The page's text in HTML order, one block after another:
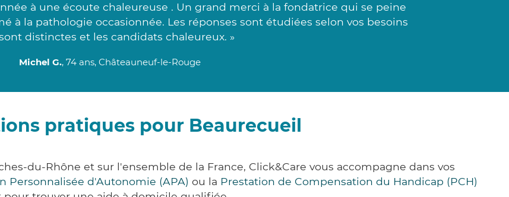
à une écoute chaleureuse . Un grand merci à la fondatrice qui se peine
à la pathologie occasionnée. Les réponses sont étudiées selon vos besoins
distinctes et les candidats chaleureux. »
Michel G., 74 ans, Châteauneuf-le-Rouge
pratiques pour Beaurecueil
du-Rhône et sur l'ensemble de la France, Click&Care vous accompagne dans vos
Personnalisée d'Autonomie (APA) ou la Prestation de Compensation du Handicap (PCH)